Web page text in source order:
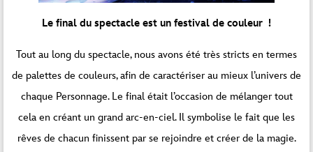
Le final du spectacle est un festival de couleur !
Tout au long du spectacle, nous avons été très stricts en termes
de palettes de couleurs, afin de caractériser au mieux l’univers de
chaque Personnage. Le final était l’occasion de mélanger tout
cela en créant un grand arc-en-ciel. Il symbolise le fait que les
rêves de chacun finissent par se rejoindre et créer de la magie.